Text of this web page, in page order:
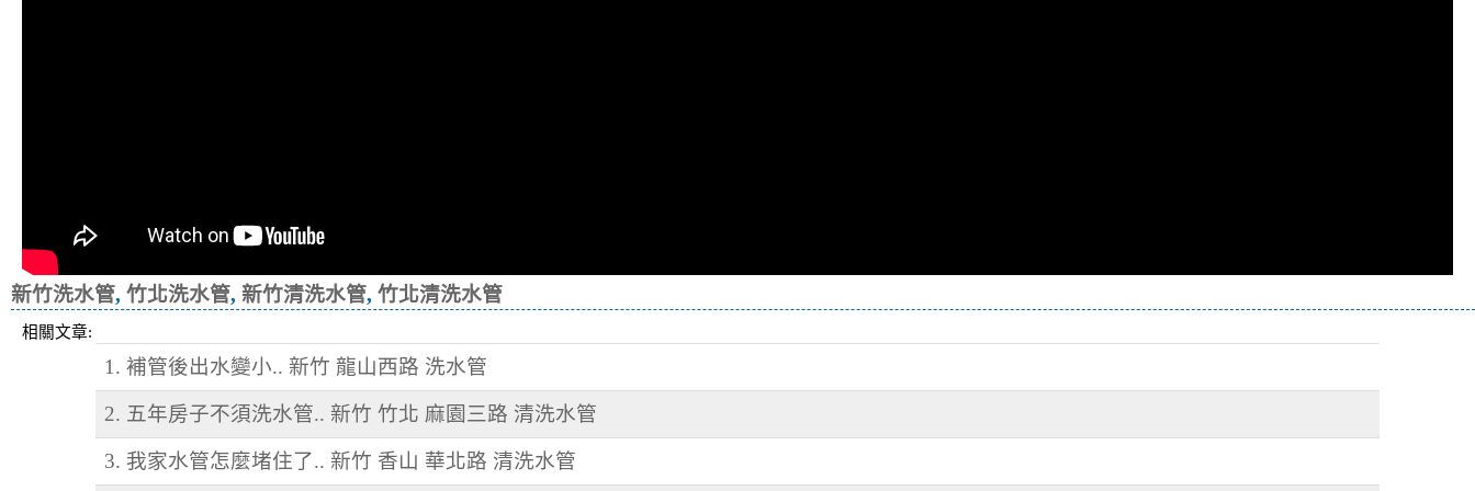
新竹洗水管, 竹北洗水管, 新竹清洗水管, 竹北清洗水管
相關文章:
1. 補管後出水變小.. 新竹 龍山西路 洗水管
2. 五年房子不須洗水管.. 新竹 竹北 麻園三路 清洗水管
3. 我家水管怎麼堵住了.. 新竹 香山 華北路 清洗水管